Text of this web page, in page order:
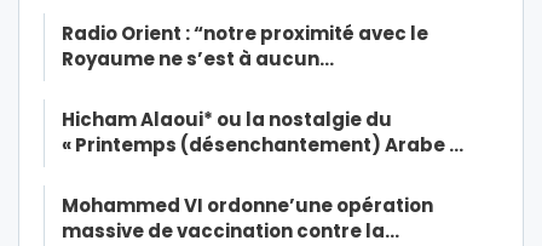
Radio Orient : “notre proximité avec le
Royaume ne s’est à aucun…
Hicham Alaoui* ou la nostalgie du
« Printemps (désenchantement) Arabe …
Mohammed VI ordonne’une opération
massive de vaccination contre la…